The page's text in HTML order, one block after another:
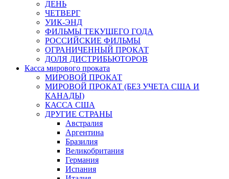
ДЕНЬ
ЧЕТВЕРГ
УИК-ЭНД
ФИЛЬМЫ ТЕКУЩЕГО ГОДА
РОССИЙСКИЕ ФИЛЬМЫ
ОГРАНИЧЕННЫЙ ПРОКАТ
ДОЛЯ ДИСТРИБЬЮТОРОВ
Касса мирового проката
МИРОВОЙ ПРОКАТ
МИРОВОЙ ПРОКАТ (БЕЗ УЧЕТА США И
КАНАДЫ)
КАССА США
ДРУГИЕ СТРАНЫ
Австралия
Аргентина
Бразилия
Великобритания
Германия
Испания